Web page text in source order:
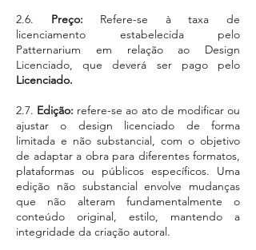
2.6. Preço: Refere-se à taxa de
licenciamento estabelecida pelo
Patternarium em relação ao Design
Licenciado, que deverá ser pago pelo
Licenciado.
2.7. Edição: refere-se ao ato de modificar ou
ajustar o design licenciado de forma
limitada e não substancial, com o objetivo
de adaptar a obra para diferentes formatos,
plataformas ou públicos específicos. Uma
edição não substancial envolve mudanças
que não alteram fundamentalmente o
conteúdo original, estilo, mantendo a
integridade da criação autoral.